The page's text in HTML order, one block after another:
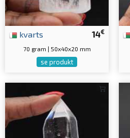
14€
kvarts
70 gram | 50x40x20 mm
se produkt